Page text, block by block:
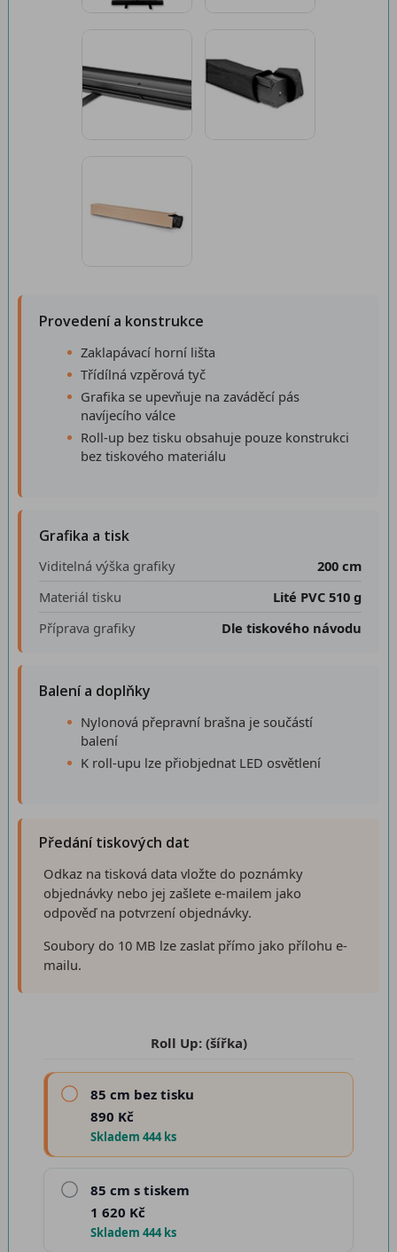
Provedení a konstrukce
Zaklapávací horní lišta
Třídílná vzpěrová tyč
Grafika se upevňuje na zaváděcí pás
navíjecího válce
Roll-up bez tisku obsahuje pouze konstrukci
bez tiskového materiálu
Grafika a tisk
Viditelná výška grafiky
200 cm
Materiál tisku
Lité PVC 510 g
Příprava grafiky
Dle tiskového návodu
Balení a doplňky
Nylonová přepravní brašna je součástí
balení
K roll-upu lze přiobjednat LED osvětlení
Předání tiskových dat
Odkaz na tisková data vložte do poznámky
objednávky nebo jej zašlete e-mailem jako
odpověď na potvrzení objednávky.
Soubory do 10 MB lze zaslat přímo jako přílohu e-
mailu.
Roll Up: (šířka)
85 cm bez tisku
890 Kč
Skladem 444 ks
85 cm s tiskem
1 620 Kč
Skladem 444 ks